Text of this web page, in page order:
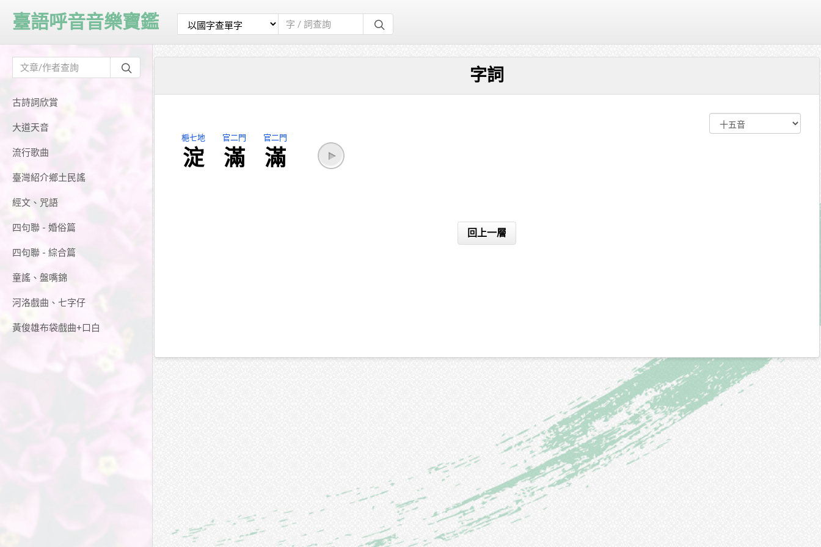
古詩詞欣賞
大道天音
流行歌曲
臺灣紹介鄉土民謠
經文、咒語
四句聯 - 婚俗篇
四句聯 - 綜合篇
童謠、盤嘴錦
河洛戲曲、七字仔
黃俊雄布袋戲曲+口白
臺語呼音音樂寶鑑
字詞
梔七地
淀
官二門
滿
官二門
滿
回上一層